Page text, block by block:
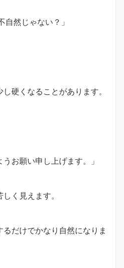
自然じゃない？」
硬くなることがあります。
うお願い申し上げます。」
く見えます。
だけでかなり自然になりま